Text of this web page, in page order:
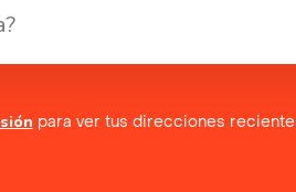
para ver tus direcciones